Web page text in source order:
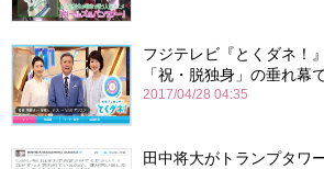
フジテレビ『とくダネ！
「祝・脱独身」の垂れ幕
2017/04/28 04:35
田中将大がトランプタワ